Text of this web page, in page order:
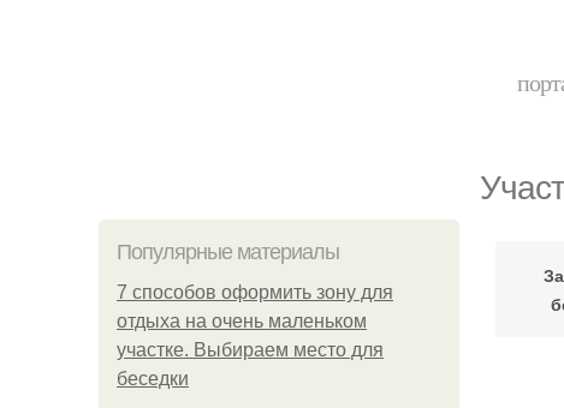
Популярные материалы
7 способов оформить зону для
отдыха на очень маленьком
участке. Выбираем место для
беседки